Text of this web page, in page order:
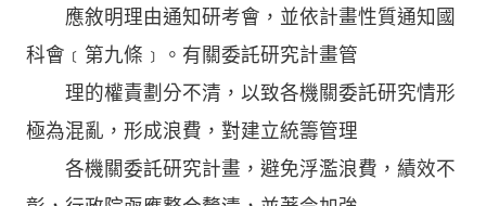
應敘明理由通知研考會，並依計畫性質通知國
科會﹝第九條﹞。有關委託研究計畫管
理的權責劃分不清，以致各機關委託研究情形
極為混亂，形成浪費，對建立統籌管理
各機關委託研究計畫，避免浮濫浪費，績效不